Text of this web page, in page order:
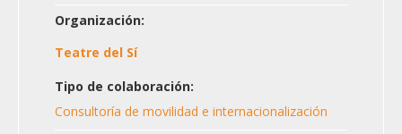
Organización:
Teatre del Sí
Tipo de colaboración:
Consultoría de movilidad e internacionalización